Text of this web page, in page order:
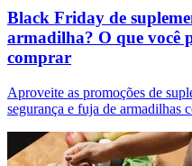
Black Friday de
armadilha? O que você
comprar
Aproveite as promoções de
segurança e fuja de armadilhas